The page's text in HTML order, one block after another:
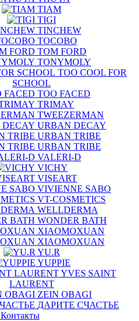
TIAM
TIGI
TINCHEW
TOCOBO
TOM FORD
TONYMOLY
TOO COOL FOR
SCHOOL
TOO FACED
TRIMAY
TWEEZERMAN
URBAN DECAY
URBAN TRIBE
URBAN TRIBE
VALERI-D
VICHY
VISEART
VIVIENNE SABO
VT-COSMETICS
WELLDERMA
WONDER BATH
XIAOMOXUAN
XIAOMOXUAN
YU.R
YUPPIE
YVES SAINT
LAURENT
ZEIN OBAGI
ДАРИТЕ СЧАСТЬЕ
Контакты